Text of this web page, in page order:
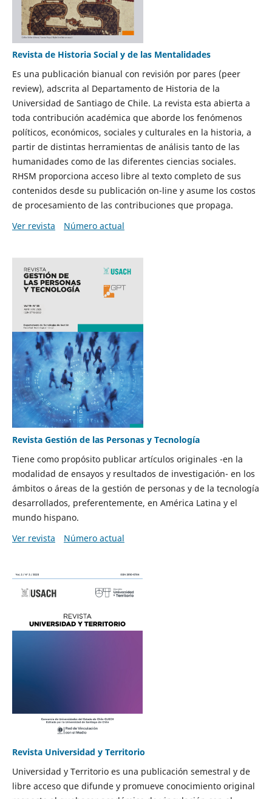
Revista de Historia Social y de las Mentalidades
Es una publicación bianual con revisión por pares (peer
review), adscrita al Departamento de Historia de la
Universidad de Santiago de Chile. La revista esta abierta a
toda contribución académica que aborde los fenómenos
políticos, económicos, sociales y culturales en la historia, a
partir de distintas herramientas de análisis tanto de las
humanidades como de las diferentes ciencias sociales.
RHSM proporciona acceso libre al texto completo de sus
contenidos desde su publicación on-line y asume los costos
de procesamiento de las contribuciones que propaga.
Ver revista
Número actual
Revista Gestión de las Personas y Tecnología
Tiene como propósito publicar artículos originales -en la
modalidad de ensayos y resultados de investigación- en los
ámbitos o áreas de la gestión de personas y de la tecnología
desarrollados, preferentemente, en América Latina y el
mundo hispano.
Ver revista
Número actual
Revista Universidad y Territorio
Universidad y Territorio es una publicación semestral y de
libre acceso que difunde y promueve conocimiento original